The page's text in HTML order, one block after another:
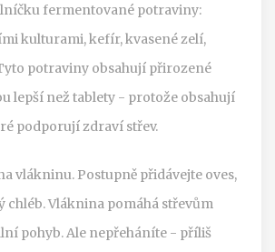
fermentované potraviny:
kulturami, kefír, kvasené zelí,
potraviny obsahují přirozené
lepší než tablety - protože obsahují
podporují zdraví střev.
vlákninu. Postupně přidávejte oves,
chléb. Vláknina pomáhá střevům
pohyb. Ale nepřeháníte - příliš